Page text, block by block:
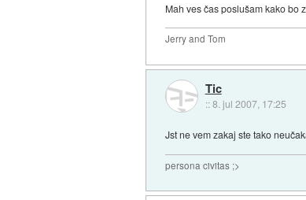
Mah ves čas poslušam kako bo
Jerry and Tom
Tic
::8. jul 2007, 17:25
Jst ne vem zakaj ste tako
persona civitas ;>